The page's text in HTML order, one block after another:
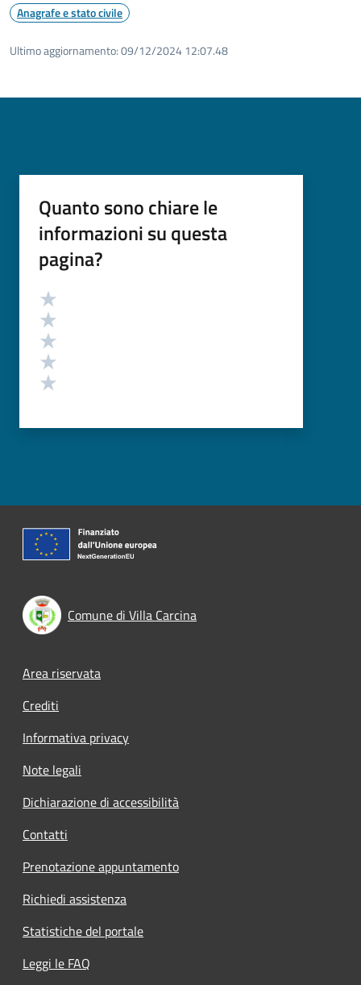
Anagrafe e stato civile
Ultimo aggiornamento:09/12/2024 12:07.48
Quanto sono chiare le
informazioni su questa
pagina?
Valutazione
Comune di Villa Carcina
Footer menu
Area riservata
Crediti
Informativa privacy
Note legali
Dichiarazione di accessibilità
Contatti
Prenotazione appuntamento
Richiedi assistenza
Statistiche del portale
Leggi le FAQ